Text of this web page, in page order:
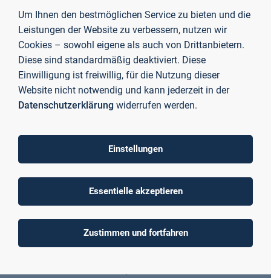
geblieben.
Förderung von fachlichen, interkulturellen
und sprachlichen Kompetenzen mit Resonanz
in der französischen Presse
nachgeschalteten Online-Phasen, Vorträgen und
Projektarbeiten auch Aktivitäten, die den kulturellen und
wurde das Programm durch einen Schnupperkurs in
Französisch und verschiedene kulturelle Ausflüge ergänzt.
begrüßte die Studierenden im Rathaus, worüber auch die
lokale Presse berichtete:
. Vom
Um Ihnen den bestmöglichen Service zu bieten und die
Leistungen der Website zu verbessern, nutzen wir
Cookies – sowohl eigene als auch von Drittanbietern.
Diese sind standardmäßig deaktiviert. Diese
Einwilligung ist freiwillig, für die Nutzung dieser
Website nicht notwendig und kann jederzeit in der
Datenschutzerklärung widerrufen werden.
Einstellungen
Essentielle akzeptieren
Zustimmen und fortfahren